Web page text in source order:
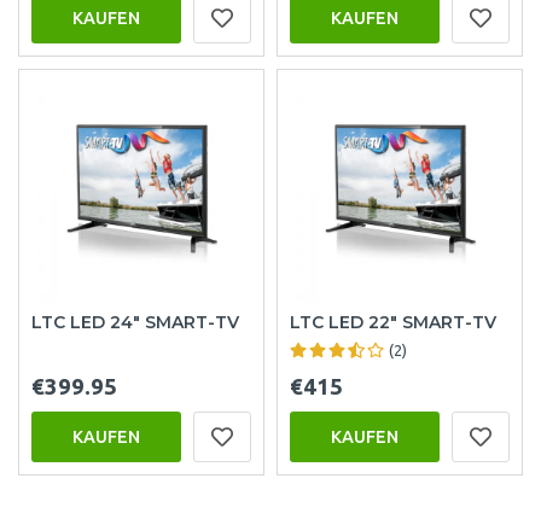
KAUFEN KAUFEN
LTC LED 24" SMART-TV
€399.95
KAUFEN
LTC LED 22" SMART-TV
(2)
€415
KAUFEN